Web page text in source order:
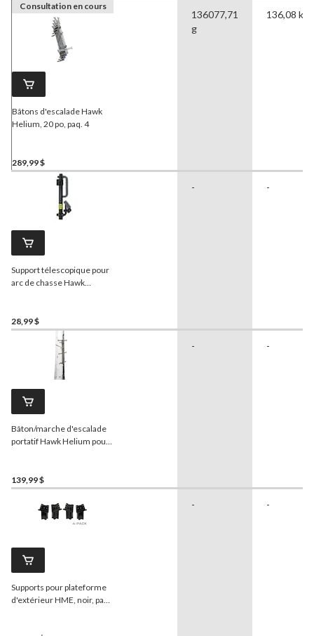
Consultation en cours
Bâtons d'escalade Hawk
Helium, 20 po, paq. 4
289,99 $
136077,71
g
136,08 kg
Support télescopique pour
arc de chasse Hawk
28,99 $
- -
Bâton/marche d'escalade
portatif Hawk Helium pour
139,99 $
- -
Supports pour plateforme
d'extérieur HME, noir, paq.
- -